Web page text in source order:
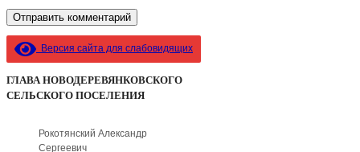
Версия сайта для слабовидящих
ГЛАВА НОВОДЕРЕВЯНКОВСКОГО
СЕЛЬСКОГО ПОСЕЛЕНИЯ
Рокотянский Александр
Сергеевич